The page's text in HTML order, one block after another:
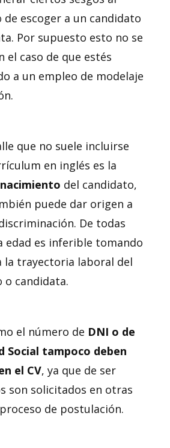
de escoger a un candidato
Por supuesto esto no se
el caso de que estés
a un empleo de modelaje
que no suele incluirse
en inglés es la
del candidato,
puede dar origen a
De todas
edad es inferible tomando
la trayectoria laboral del
o candidata.
el número de DNI o de
Social tampoco deben
el CV, ya que de ser
son solicitados en otras
de postulación.